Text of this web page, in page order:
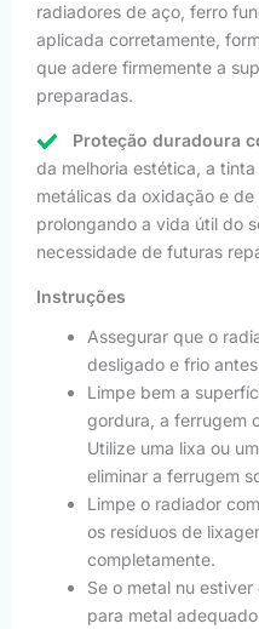
radiadores de aço, ferro
aplicada corretamente,
que adere firmemente a
preparadas.
Proteção duradoura
da melhoria estética, a
metálicas da oxidação e de
prolongando a vida útil do
necessidade de futuras
Instruções
Assegurar que o
desligado e frio
Limpe bem a
gordura, a ferrugem
Utilize uma lixa ou
eliminar a ferrugem
Limpe o radiador
os resíduos de
completamente.
Se o metal nu
para metal